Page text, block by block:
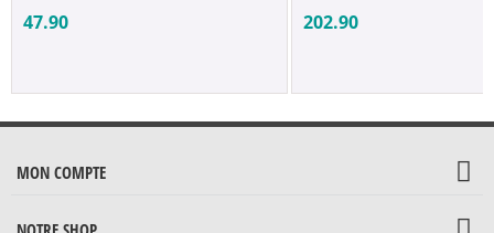
47.90 202.90
MON COMPTE